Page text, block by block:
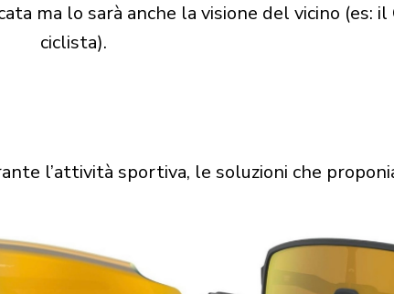
ma lo sarà anche la visione del vicino (es:
ciclista).
l’attività sportiva, le soluzioni che